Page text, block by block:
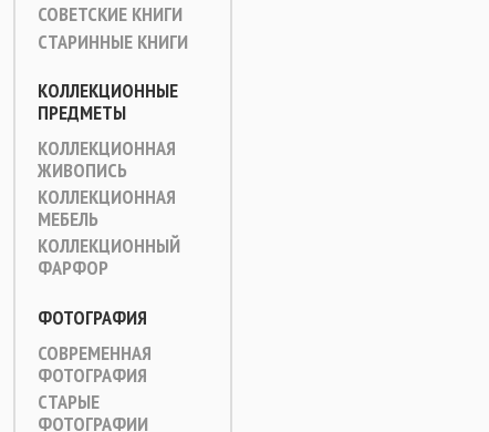
СОВЕТСКИЕ КНИГИ
СТАРИННЫЕ КНИГИ
КОЛЛЕКЦИОННЫЕ
ПРЕДМЕТЫ
КОЛЛЕКЦИОННАЯ
ЖИВОПИСЬ
КОЛЛЕКЦИОННАЯ
МЕБЕЛЬ
КОЛЛЕКЦИОННЫЙ
ФАРФОР
ФОТОГРАФИЯ
СОВРЕМЕННАЯ
ФОТОГРАФИЯ
СТАРЫЕ
ФОТОГРАФИИ